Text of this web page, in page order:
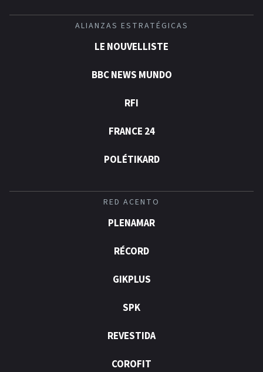
ALIANZAS ESTRATÉGICAS
LE NOUVELLISTE
BBC NEWS MUNDO
RFI
FRANCE 24
POLÉTIKARD
RED ACENTO
PLENAMAR
RÉCORD
GIKPLUS
SPK
REVESTIDA
COROFIT